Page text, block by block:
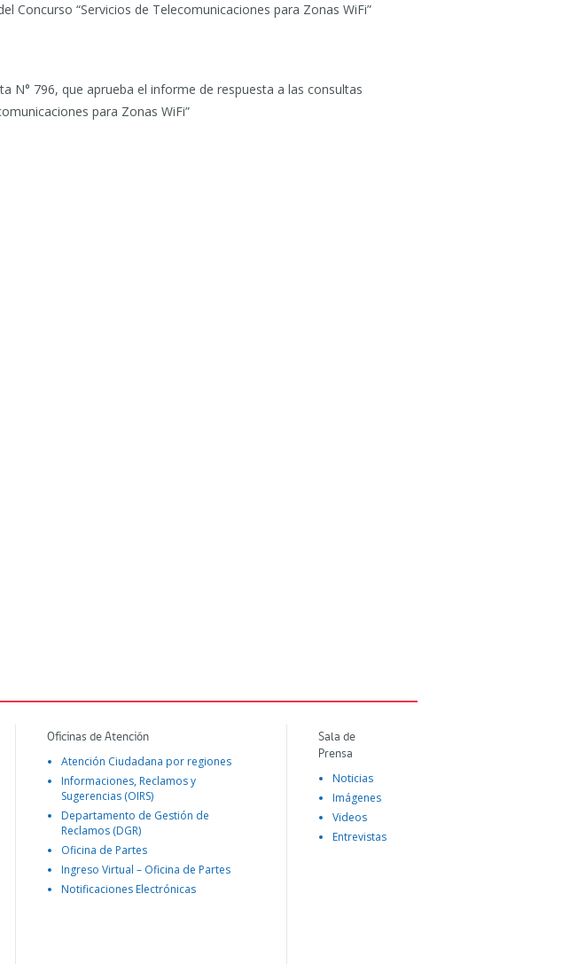
Concurso “Servicios de Telecomunicaciones para Zonas WiFi”
N° 796, que aprueba el informe de respuesta a las consultas
para Zonas WiFi”
Oficinas de Atención
Atención Ciudadana por regiones
Informaciones, Reclamos y
Sugerencias (OIRS)
Departamento de Gestión de
Reclamos (DGR)
Oficina de Partes
Ingreso Virtual – Oficina de Partes
Notificaciones Electrónicas
Sala de
Prensa
Noticias
Imágenes
Videos
Entrevistas